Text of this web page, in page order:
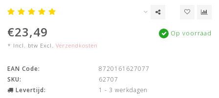
€23,49
* Incl. btw Excl. Verzendkosten
Op voorraad
EAN Code:
8720161627077
SKU:
62707
Levertijd:
1 - 3 werkdagen